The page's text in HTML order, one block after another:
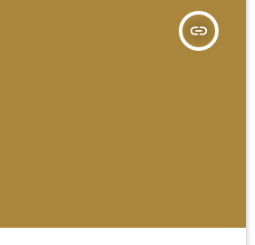
insert_link